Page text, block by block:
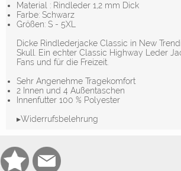
Material : Rindleder 1,2 mm Dick
Farbe: Schwarz
Größen: S - 5XL
Dicke Rindlederjacke Classic in New
Skull. Ein echter Classic Highway Leder
Fans und für die Freizeit.
Sehr Angenehme Tragekomfort
2 Innen und 4 Außentaschen
Innenfutter 100 % Polyester
▸Widerrufsbelehrung